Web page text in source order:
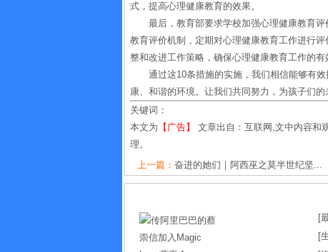
式，提高心理健康教育的效果。
最后，教育部要求学校加强心理健康教育
教育评价机制，定期对心理健康教育工作进行
整和改进工作策略，确保心理健康教育工作的有
通过这10条措施的实施，我们相信能够有
康、和谐的环境。让我们共同努力，为孩子们的
关键词：
本文为 【广告】
文章出自：互联网,文中内容和
理。
上一篇： 奋进的她们｜阿西巫之莫半世纪坚...
[
[